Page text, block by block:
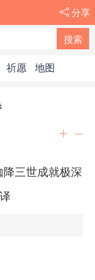
分享
祈愿 地图
降三世成就极深